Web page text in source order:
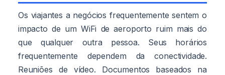
Os viajantes a negócios frequentemente sentem o
impacto de um WiFi de aeroporto ruim mais do
que qualquer outra pessoa. Seus horários
frequentemente dependem da conectividade.
Reuniões de vídeo. Documentos baseados na